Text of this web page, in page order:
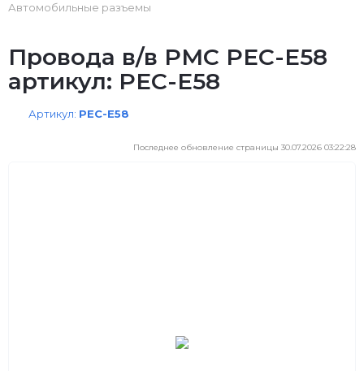
Автомобильные разъемы
Провода в/в PMC PEC-E58
артикул: PEC-E58
Артикул: PEC-E58
Последнее обновление страницы 30.07.2026 03:22:28